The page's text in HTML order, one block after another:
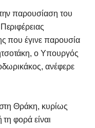
παρουσίαση του
που έγινε παρουσία
ο Υπουργός
ανέφερε
Θράκη, κυρίως
φορά είναι